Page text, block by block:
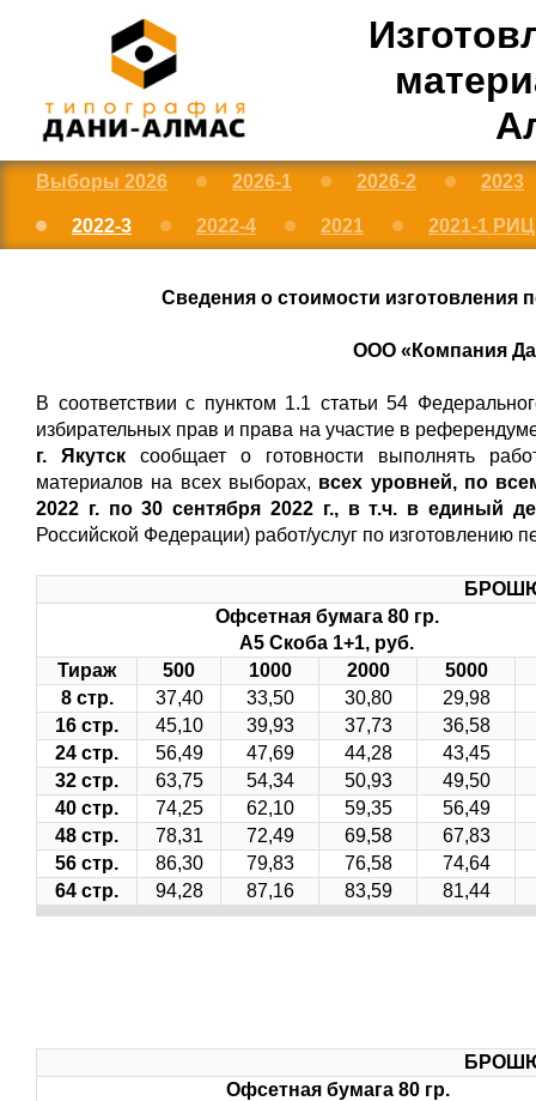
Выборы 2026 2026-1 2026-2 2023
2022-3 2022-4 2021 2021-1
Сведения о стоимости изготовления
ООО «Компания
В соответствии с пунктом 1.1 статьи 54
избирательных прав и права на участие в
г. Якутск сообщает о готовности выполнять
материалов на всех выборах, всех уровней, по
2022 г. по 30 сентября 2022 г., в т.ч. в единый
Российской Федерации) работ/услуг по изготовлению
Офсетная бумага 80 гр.
А5 Скоба 1+1, руб.
Тираж
500 1000 2000
5000
8 стр.
37,40 33,50 30,80
29,98
16 стр.
45,10 39,93 37,73
36,58
24 стр.
56,49 47,69 44,28
43,45
32 стр.
63,75 54,34 50,93
49,50
40 стр.
74,25 62,10 59,35
56,49
48 стр.
78,31 72,49 69,58
67,83
56 стр.
86,30 79,83 76,58
74,64
64 стр.
94,28 87,16 83,59 81,44
Офсетная бумага 80 гр.